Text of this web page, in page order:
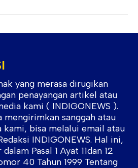
yang merasa dirugikan
penayangan artikel atau
kami ( INDIGONEWS ).
mengirimkan sanggah atau
kami, bisa melalui email atau
INDIGONEWS. Hal ini,
Pasal 1 Ayat 11dan 12
40 Tahun 1999 Tentang